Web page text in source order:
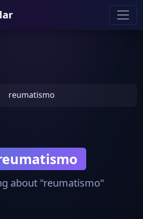
reumatismo
about "reumatismo"